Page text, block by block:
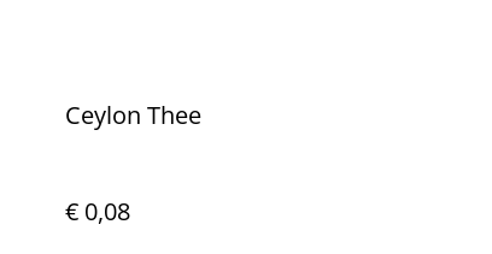
Ceylon Thee
€ 0,08